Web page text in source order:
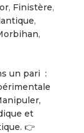
, Finistère,
,
,
un pari :
et
👉